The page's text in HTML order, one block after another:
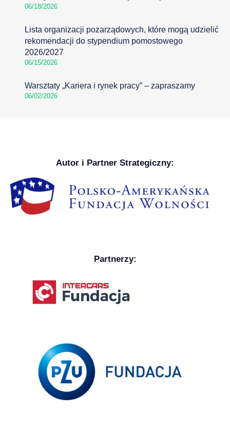
06/18/2026
Lista organizacji pozarządowych, które mogą udzielić
rekomendacji do stypendium pomostowego
2026/2027
06/15/2026
Warsztaty „Kariera i rynek pracy” – zapraszamy
06/02/2026
Autor i Partner Strategiczny:
Partnerzy: